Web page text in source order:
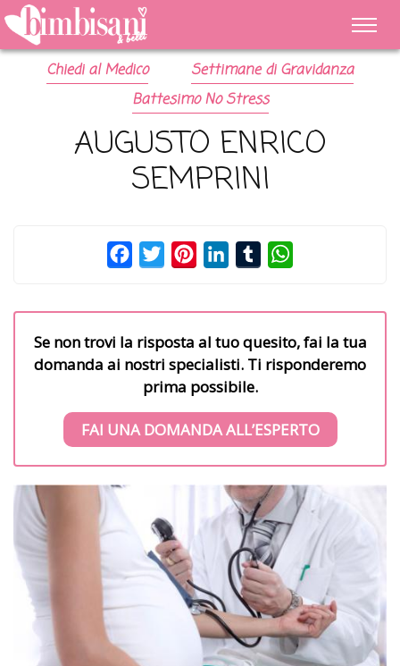
Chiedi al Medico
Settimane di Gravidanza
Battesimo No Stress
AUGUSTO ENRICO
SEMPRINI
FacebookTwitterPinterestLinkedInTumblr
Se non trovi la risposta al tuo quesito, fai la tua
domanda ai nostri specialisti. Ti risponderemo
prima possibile.
FAI UNA DOMANDA ALL’ESPERTO